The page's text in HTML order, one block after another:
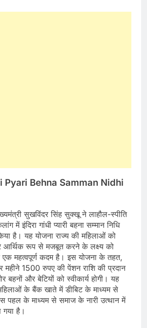
Pyari Behna Samman Nidhi
सुखविंदर सिंह सुक्खू ने लाहौल-स्पीति
में इंदिरा गांधी प्यारी बहना सम्मान निधि
है। यह योजना राज्य की महिलाओं को
आर्थिक रूप से मजबूत करने के लक्ष्य को
महत्वपूर्ण कदम है। इस योजना के तहत,
महीने 1500 रुपए की पेंशन राशि की प्रदान
बहनों और बेटियों को स्वीकार्य होगी। यह
महिलाओं के बैंक खाते में डीबिट के माध्यम से
पहल के माध्यम से समाज के नारी उत्थान में
है।